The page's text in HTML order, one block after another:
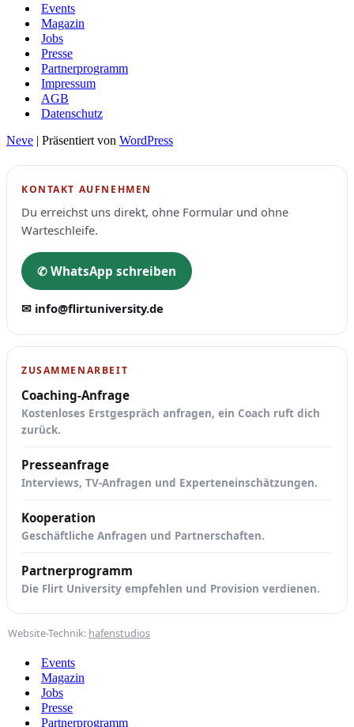
Events
Magazin
Jobs
Presse
Partnerprogramm
Impressum
AGB
Datenschutz
Neve | Präsentiert von WordPress
KONTAKT AUFNEHMEN
Du erreichst uns direkt, ohne Formular und ohne
Warteschleife.
✆ WhatsApp schreiben
✉ info@flirtuniversity.de
ZUSAMMENARBEIT
Coaching-Anfrage
Kostenloses Erstgespräch anfragen, ein Coach ruft dich
zurück.
Presseanfrage
Interviews, TV-Anfragen und Experteneinschätzungen.
Kooperation
Geschäftliche Anfragen und Partnerschaften.
Partnerprogramm
Die Flirt University empfehlen und Provision verdienen.
Website-Technik: hafenstudios
Events
Magazin
Jobs
Presse
Partnerprogramm